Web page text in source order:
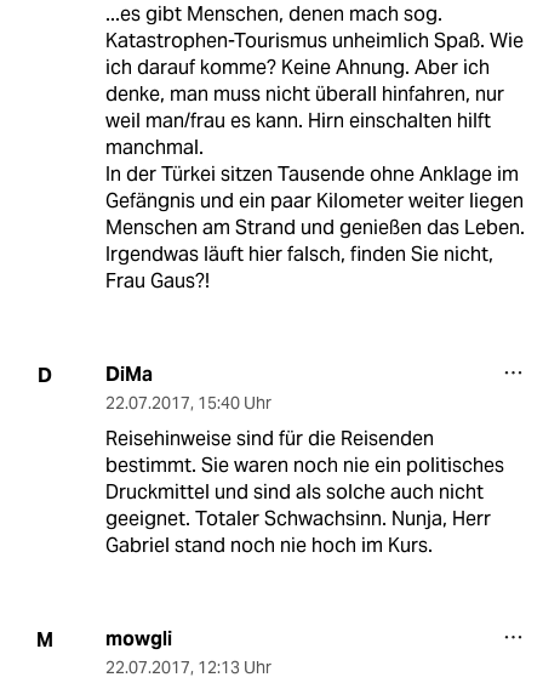
...es gibt Menschen, denen mach sog.
Katastrophen-Tourismus unheimlich Spaß. Wie
ich darauf komme? Keine Ahnung. Aber ich
denke, man muss nicht überall hinfahren, nur
weil man/frau es kann. Hirn einschalten hilft
manchmal.
In der Türkei sitzen Tausende ohne Anklage im
Gefängnis und ein paar Kilometer weiter liegen
Menschen am Strand und genießen das Leben.
Irgendwas läuft hier falsch, finden Sie nicht,
Frau Gaus?!
D DiMa
22.07.2017, 15:40 Uhr
Reisehinweise sind für die Reisenden
bestimmt. Sie waren noch nie ein politisches
Druckmittel und sind als solche auch nicht
geeignet. Totaler Schwachsinn. Nunja, Herr
Gabriel stand noch nie hoch im Kurs.
M mowgli
22.07.2017, 12:13 Uhr